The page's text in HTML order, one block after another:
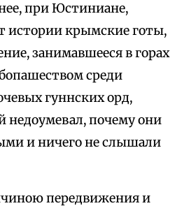
при Юстиниане,
истории крымские готы,
занимавшееся в горах
среди
гуннских орд,
недоумевал, почему они
и ничего не слышали
передвижения и